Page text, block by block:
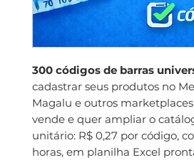
300 códigos de barras
cadastrar seus produtos no
Magalu e outros
vende e quer ampliar o
unitário: R$ 0,27 por código,
horas, em planilha Excel